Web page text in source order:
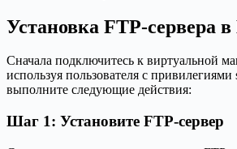
Установка FTP-сервера
Сначала подключитесь к виртуальной
используя пользователя с привилегиями
выполните следующие действия:
Шаг 1: Установите FTP-сервер